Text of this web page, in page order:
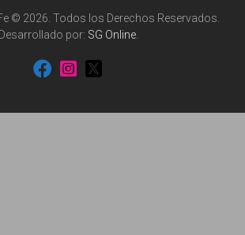
© 2026. Todos los Derechos Reservados.
Desarrollado por: SG Online.